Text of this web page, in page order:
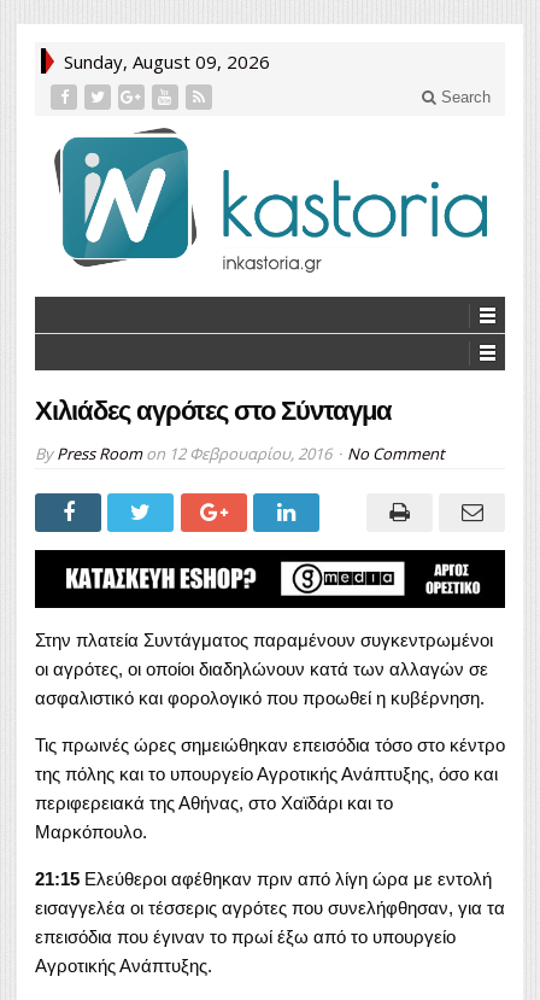
Sunday, August 09, 2026
Search
Χιλιάδες αγρότες στο Σύνταγμα
ByPress Roomon 12 Φεβρουαρίου, 2016 No Comment
Στην πλατεία Συντάγματος παραμένουν συγκεντρωμένοι
οι αγρότες, οι οποίοι διαδηλώνουν κατά των αλλαγών σε
ασφαλιστικό και φορολογικό που προωθεί η κυβέρνηση.
Τις πρωινές ώρες σημειώθηκαν επεισόδια τόσο στο κέντρο
της πόλης και το υπουργείο Αγροτικής Ανάπτυξης, όσο και
περιφερειακά της Αθήνας, στο Χαϊδάρι και το
Μαρκόπουλο.
21:15 Ελεύθεροι αφέθηκαν πριν από λίγη ώρα με εντολή
εισαγγελέα οι τέσσερις αγρότες που συνελήφθησαν, για τα
επεισόδια που έγιναν το πρωί έξω από το υπουργείο
Αγροτικής Ανάπτυξης.